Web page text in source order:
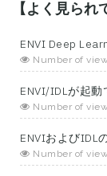
【よく見られ
ENVI Deep
Number of
ENVI/IDLが起
Number of
ENVIおよびIDL
Number of